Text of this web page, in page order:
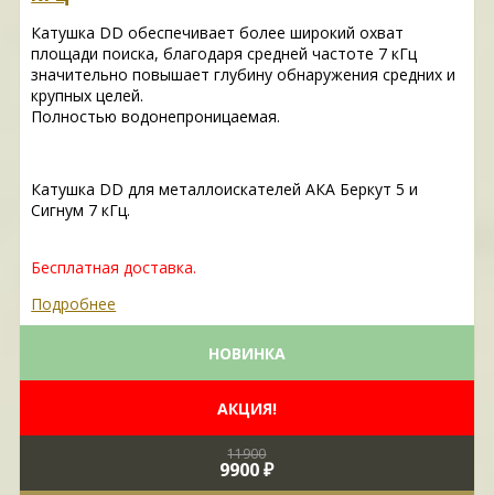
Катушка DD обеспечивает более широкий охват
площади поиска, благодаря средней частоте 7 кГц
значительно повышает глубину обнаружения средних и
крупных целей.
Полностью водонепроницаемая.
Катушка DD для металлоискателей АКА Беркут 5 и
Сигнум 7 кГц.
Бесплатная доставка.
Подробнее
НОВИНКА
АКЦИЯ!
11900
9900 ₽